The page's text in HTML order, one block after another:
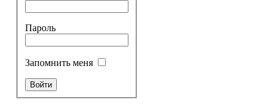
Пароль
Запомнить меня